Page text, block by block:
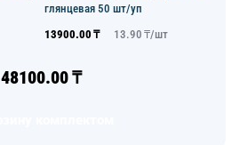
глянцевая 50 шт/уп
13900.00 ₸ 13.90 ₸/шт
48100.00₸